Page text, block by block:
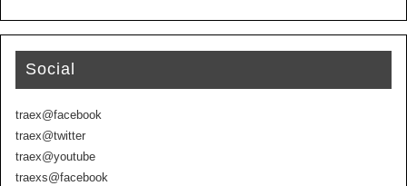
Social
traex@facebook
traex@twitter
traex@youtube
traexs@facebook